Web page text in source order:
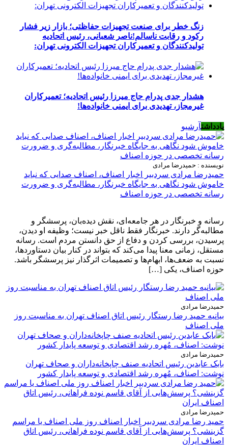
زنگ خطر برای صنعت تجهیزات حفاظتی؛ بازار زیر فشار
رکود و رقابت ناسالم!ناصر شعبانی، رئیس اتحادیه
تولیدکنندگان و تعمیرکاران تجهیزات الکترونی تهران:
هشدار جدی پدرام حاج میرزا رئیس اتحادیه؛ تعمیرکاران
غیرمجاز، تهدیدی برای ایمنی خانواده‌ها!
یادداشتآرشیو
نویسنده : حمیدرضا مرادی
حمیدرضا مرادی سردبیر اخبار اصناف، اصناف صدایی که نباید
خاموش شود نگاهی به جایگاه خبرنگار، مطالبه‌گری و ضرورت
رسانه تخصصی در حوزه اصناف
رسانه و خبرنگار در هر جامعه‌ای، نقش دیده‌بان، پرسشگر و
مطالبه‌گر دارند. خبرنگار فقط ناقل خبر نیست؛ وظیفه او دیدن،
پرسیدن، بررسی کردن و دفاع از حق دانستن مردم است. رسانه
مستقل، زمانی معنا پیدا می‌کند که بتواند در کنار بیان دستاوردها،
نسبت به ضعف‌ها، ابهام‌ها و تصمیمات اثرگذار نیز پرسشگر باشد.
حوزه اصناف، یکی […]
حمیدرضا مرادی
بیانیه حمید رضا رستگار رئیس اتاق اصناف تهران به مناسبت روز
ملی اصناف
حمیدرضا مرادی
بابک عابدین رئیس اتحادیه صنف چاپخانه‌داران و صحاف تهران
نوشت: اصناف، مُهره رشد اقتصادی و توسعه پایدار کشور
حمیدرضا مرادی
حمید رضا مرادی سردبیر اخبار اصناف روز ملی اصناف یا مراسم
گزینشی؟ پرسش‌هایی از آقای قاسم نوده فراهانی، رئیس اتاق
اصناف ایران